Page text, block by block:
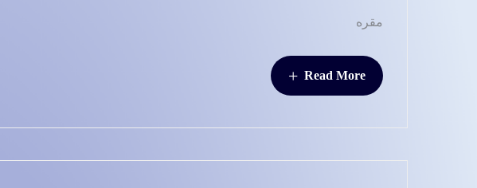
مقره
Read More
+